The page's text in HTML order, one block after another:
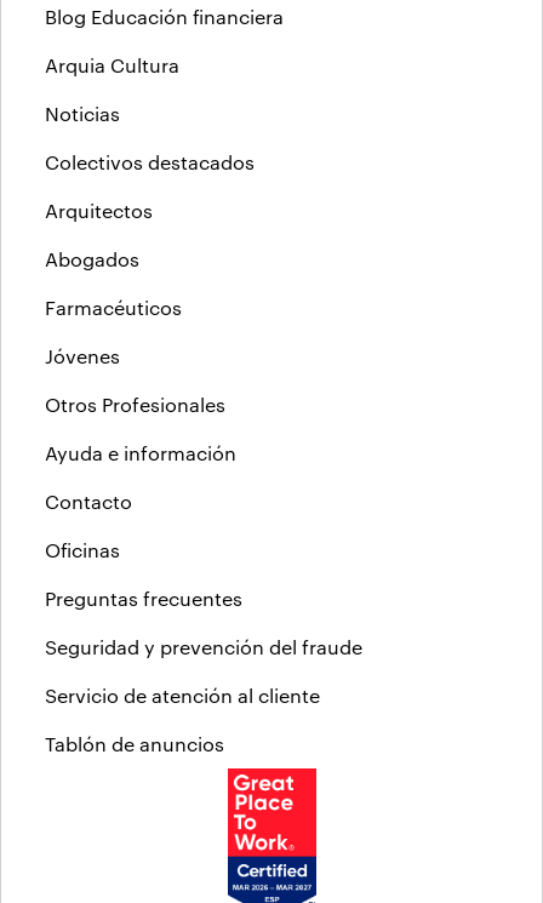
Blog Educación financiera
Arquia Cultura
Noticias
Colectivos destacados
Arquitectos
Abogados
Farmacéuticos
Jóvenes
Otros Profesionales
Ayuda e información
Contacto
Oficinas
Preguntas frecuentes
Seguridad y prevención del fraude
Servicio de atención al cliente
Tablón de anuncios